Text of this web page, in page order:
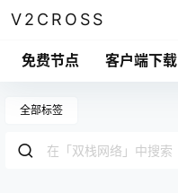
V2CROSS
免费节点 客户端下载
全部标签